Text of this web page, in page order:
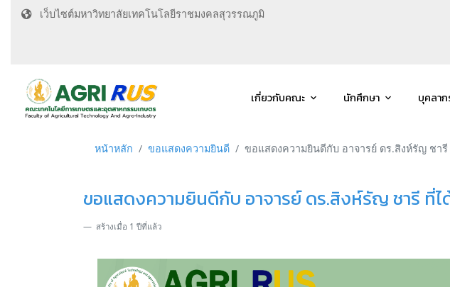
เว็บไซต์มหาวิทยาลัยเทคโนโลยีราชมงคลสุวรรณภูมิ
เกี่ยวกับคณะ นักศึกษา บุคลาก
หน้าหลัก ขอแสดงความยินดี ขอแสดงความยินดีกับ อาจารย์ ดร.สิงห์รัญ ชา
ขอแสดงความยินดีกับ อาจารย์ ดร.สิงห์รัญ ชารี ที่
สร้างเมื่อ 1 ปีที่แล้ว